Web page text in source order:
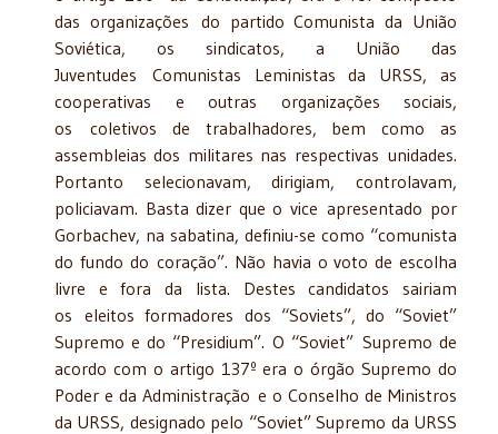
das organizações do partido Comunista da União
Soviética, os sindicatos, a União das
Juventudes Comunistas Leministas da URSS, as
cooperativas e outras organizações sociais,
os coletivos de trabalhadores, bem como as
assembleias dos militares nas respectivas unidades.
Portanto selecionavam, dirigiam, controlavam,
policiavam. Basta dizer que o vice apresentado por
Gorbachev, na sabatina, definiu-se como “comunista
do fundo do coração”. Não havia o voto de escolha
livre e fora da lista. Destes candidatos sairiam
os eleitos formadores dos “Soviets”, do “Soviet”
Supremo e do “Presidium”. O “Soviet” Supremo de
acordo com o artigo 137º era o órgão Supremo do
Poder e da Administração e o Conselho de Ministros
da URSS, designado pelo “Soviet” Supremo da URSS